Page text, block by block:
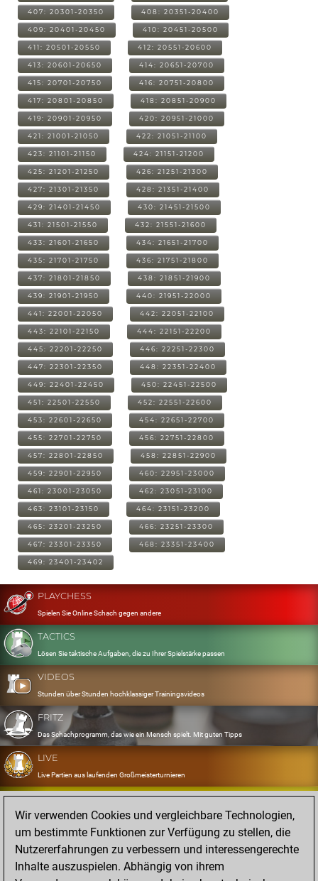
407: 20301-20350 408: 20351-20400
409: 20401-20450 410: 20451-20500
411: 20501-20550 412: 20551-20600
413: 20601-20650 414: 20651-20700
415: 20701-20750 416: 20751-20800
417: 20801-20850 418: 20851-20900
419: 20901-20950 420: 20951-21000
421: 21001-21050 422: 21051-21100
423: 21101-21150 424: 21151-21200
425: 21201-21250 426: 21251-21300
427: 21301-21350 428: 21351-21400
429: 21401-21450 430: 21451-21500
431: 21501-21550 432: 21551-21600
433: 21601-21650 434: 21651-21700
435: 21701-21750 436: 21751-21800
437: 21801-21850 438: 21851-21900
439: 21901-21950 440: 21951-22000
441: 22001-22050 442: 22051-22100
443: 22101-22150 444: 22151-22200
445: 22201-22250 446: 22251-22300
447: 22301-22350 448: 22351-22400
449: 22401-22450 450: 22451-22500
451: 22501-22550 452: 22551-22600
453: 22601-22650 454: 22651-22700
455: 22701-22750 456: 22751-22800
457: 22801-22850 458: 22851-22900
459: 22901-22950 460: 22951-23000
461: 23001-23050 462: 23051-23100
463: 23101-23150 464: 23151-23200
465: 23201-23250 466: 23251-23300
467: 23301-23350 468: 23351-23400
469: 23401-23402
PLAYCHESS
Spielen Sie Online Schach gegen andere
TACTICS
Lösen Sie taktische Aufgaben, die zu Ihrer Spielstärke passen
VIDEOS
Stunden über Stunden hochklassiger Trainingsvideos
FRITZ
Das Schachprogramm, das wie ein Mensch spielt. Mit guten Tipps
LIVE
Live Partien aus laufenden Großmeisterturnieren
OPENINGS
Erfassen und Üben Sie Ihr Eröffnungsrepertoire
DATABASE
Acht Millionen starke Partien
Wir verwenden Cookies und vergleichbare Technologien,
um bestimmte Funktionen zur Verfügung zu stellen, die
Nutzererfahrungen zu verbessern und interessengerechte
Inhalte auszuspielen. Abhängig von ihrem